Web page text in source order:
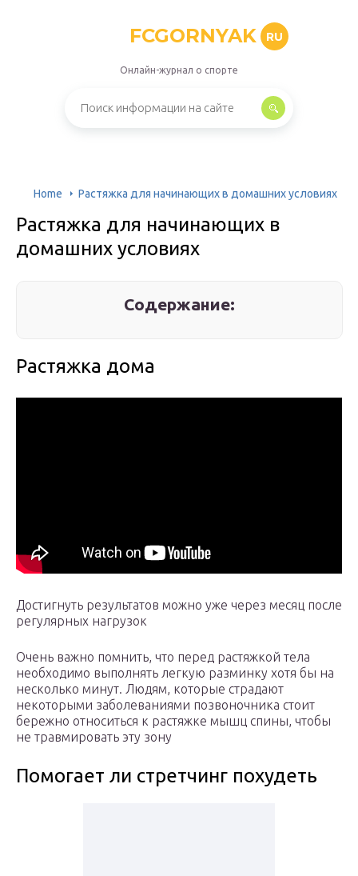
FCGORNYAK RU
Онлайн-журнал о спорте
Home Растяжка для начинающих в домашних условиях
Растяжка для начинающих в
домашних условиях
Содержание:
Растяжка дома
Достигнуть результатов можно уже через месяц после
регулярных нагрузок
Очень важно помнить, что перед растяжкой тела
необходимо выполнять легкую разминку хотя бы на
несколько минут. Людям, которые страдают
некоторыми заболеваниями позвоночника стоит
бережно относиться к растяжке мышц спины, чтобы
не травмировать эту зону
Помогает ли стретчинг похудеть